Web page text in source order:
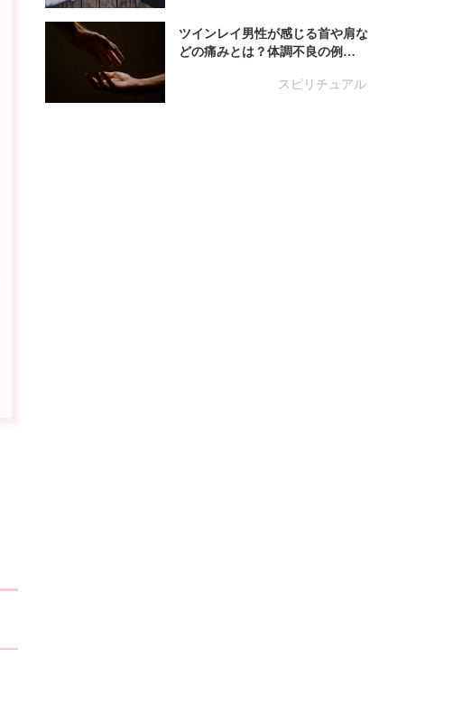
スピリチュアル
ツインレイ男性が感じる首や肩な
どの痛みとは？体調不良の例…